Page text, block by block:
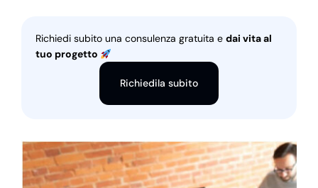
Richiedi subito una consulenza gratuita e dai vita al
tuo progetto
Richiedila subito